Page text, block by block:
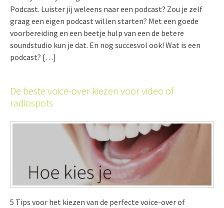
Podcast. Luister jij weleens naar een podcast? Zou je zelf
graag een eigen podcast willen starten? Met een goede
voorbereiding en een beetje hulp van een de betere
soundstudio kun je dat. En nog succesvol ook! Wat is een
podcast? […]
De beste voice-over kiezen voor video of
radiospots
5 Tips voor het kiezen van de perfecte voice-over of